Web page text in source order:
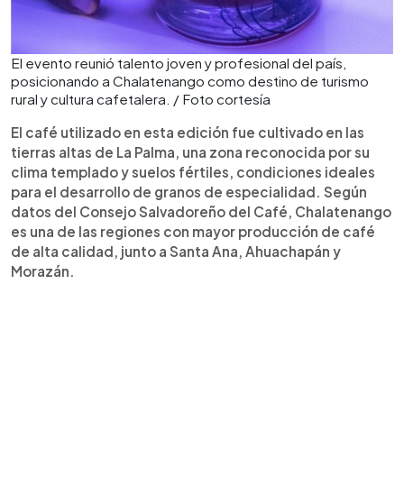
El evento reunió talento joven y profesional del país,
posicionando a Chalatenango como destino de turismo
rural y cultura cafetalera. / Foto cortesía
El café utilizado en esta edición fue cultivado en las
tierras altas de La Palma, una zona reconocida por su
clima templado y suelos fértiles, condiciones ideales
para el desarrollo de granos de especialidad. Según
datos del Consejo Salvadoreño del Café, Chalatenango
es una de las regiones con mayor producción de café
de alta calidad, junto a Santa Ana, Ahuachapán y
Morazán.